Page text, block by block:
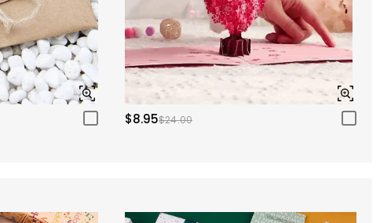
$8.95$24.00